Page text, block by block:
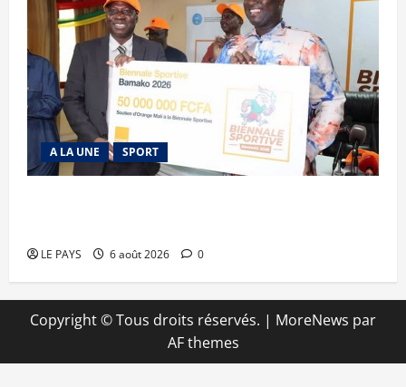
A LA UNE SPORT
LE PAYS 6 août 2026 0
Copyright © Tous droits réservés. | MoreNews par
AF themes